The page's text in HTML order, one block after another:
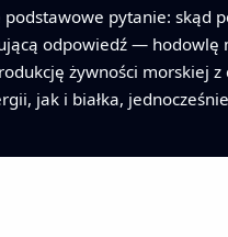
pytanie: skąd
odpowiedź — hodowlę
żywności morskiej
jak i białka,